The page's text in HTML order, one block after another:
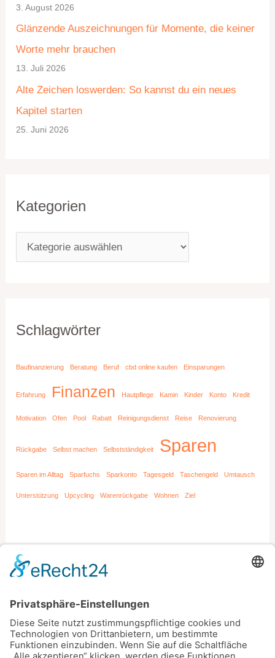
3. August 2026
Glänzende Auszeichnungen für Momente, die keiner
Worte mehr brauchen
13. Juli 2026
Alte Zeichen loswerden: So kannst du ein neues
Kapitel starten
25. Juni 2026
Kategorien
o
r
i
n
Schlagwörter
Baufinanzierung Beratung Beruf cbd online kaufen Einsparungen
Erfahrung Finanzen Hautpflege Kamin Kinder Konto Kredit
Motivation Ofen Pool Rabatt Reinigungsdienst Reise Renovierung
Rückgabe Selbst machen Selbstständigkeit Sparen
Sparen im Alltag Sparfuchs Sparkonto Tagesgeld Taschengeld Umtausch
Unterstützung Upcycling Warenrückgabe Wohnen Ziel
v